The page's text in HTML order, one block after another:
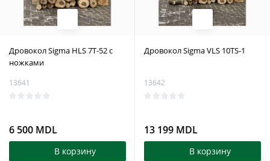
Дровокол Sigma HLS 7T-52 с
ножками
13641
6 500 MDL
В корзину
Дровокол Sigma VLS 10TS-1
13642
13 199 MDL
В корзину